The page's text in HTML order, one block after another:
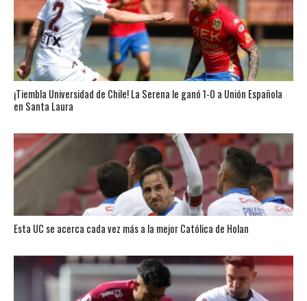
¡Tiembla Universidad de Chile! La Serena le ganó 1-0 a Unión Española
en Santa Laura
Esta UC se acerca cada vez más a la mejor Católica de Holan